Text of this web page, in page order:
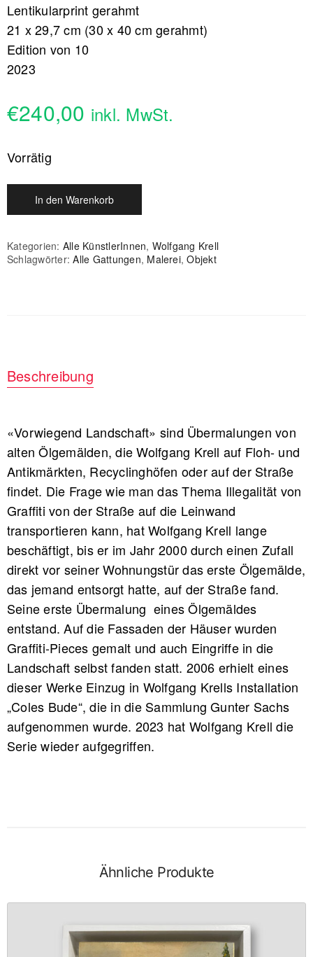
Lentikularprint gerahmt
21 x 29,7 cm (30 x 40 cm gerahmt)
Edition von 10
2023
€240,00 inkl. MwSt.
Vorrätig
In den Warenkorb
Kategorien: Alle KünstlerInnen, Wolfgang Krell
Schlagwörter:Alle Gattungen, Malerei,Objekt
Beschreibung
«Vorwiegend Landschaft» sind Übermalungen von
alten Ölgemälden, die Wolfgang Krell auf Floh- und
Antikmärkten, Recyclinghöfen oder auf der Straße
findet. Die Frage wie man das Thema Illegalität von
Graffiti von der Straße auf die Leinwand
transportieren kann, hat Wolfgang Krell lange
beschäftigt, bis er im Jahr 2000 durch einen Zufall
direkt vor seiner Wohnungstür das erste Ölgemälde,
das jemand entsorgt hatte, auf der Straße fand.
Seine erste Übermalung eines Ölgemäldes
entstand. Auf die Fassaden der Häuser wurden
Graffiti-Pieces gemalt und auch Eingriffe in die
Landschaft selbst fanden statt. 2006 erhielt eines
dieser Werke Einzug in Wolfgang Krells Installation
„Coles Bude“, die in die Sammlung Gunter Sachs
aufgenommen wurde. 2023 hat Wolfgang Krell die
Serie wieder aufgegriffen.
Ähnliche Produkte